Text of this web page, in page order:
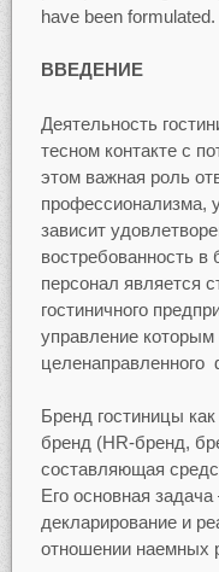
have been formulated.
ВВЕДЕНИЕ
Деятельность
тесном контакте с
этом важная роль
профессионализма,
зависит
востребованность
персонал является
гостиничного
управление
Бренд гостиницы
бренд (HR-бренд,
составляющая
Его основная
декларирование и
отношении наемных